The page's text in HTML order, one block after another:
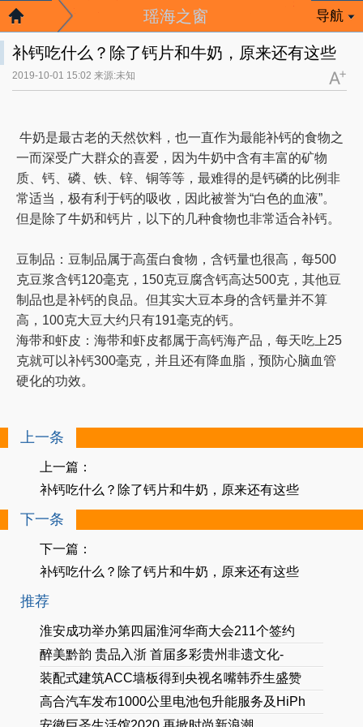
瑶海之窗 导航
补钙吃什么？除了钙片和牛奶，原来还有这些
2019-10-01 15:02 来源:未知
牛奶是最古老的天然饮料，也一直作为最能补钙的食物之
一而深受广大群众的喜爱，因为牛奶中含有丰富的矿物
质、钙、磷、铁、锌、铜等等，最难得的是钙磷的比例非
常适当，极有利于钙的吸收，因此被誉为“白色的血液”。
但是除了牛奶和钙片，以下的几种食物也非常适合补钙。
豆制品：豆制品属于高蛋白食物，含钙量也很高，每500
克豆浆含钙120毫克，150克豆腐含钙高达500克，其他豆
制品也是补钙的良品。但其实大豆本身的含钙量并不算
高，100克大豆大约只有191毫克的钙。
海带和虾皮：海带和虾皮都属于高钙海产品，每天吃上25
克就可以补钙300毫克，并且还有降血脂，预防心脑血管
硬化的功效。
上一条
上一篇：
补钙吃什么？除了钙片和牛奶，原来还有这些
下一条
下一篇：
补钙吃什么？除了钙片和牛奶，原来还有这些
推荐
淮安成功举办第四届淮河华商大会211个签约
醉美黔韵 贵品入浙 首届多彩贵州非遗文化-
装配式建筑ACC墙板得到央视名嘴韩乔生盛赞
高合汽车发布1000公里电池包升能服务及HiPh